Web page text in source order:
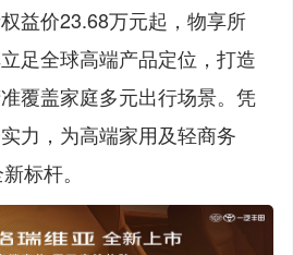
益价23.68万元起，物享所
足全球高端产品定位，打造
覆盖家庭多元出行场景。凭
力，为高端家用及轻商务
标杆。